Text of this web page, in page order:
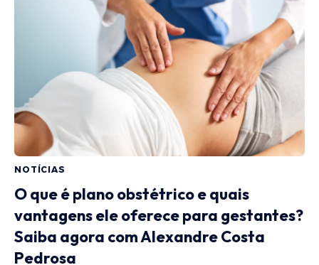
NOTÍCIAS
O que é plano obstétrico e quais
vantagens ele oferece para gestantes?
Saiba agora com Alexandre Costa
Pedrosa